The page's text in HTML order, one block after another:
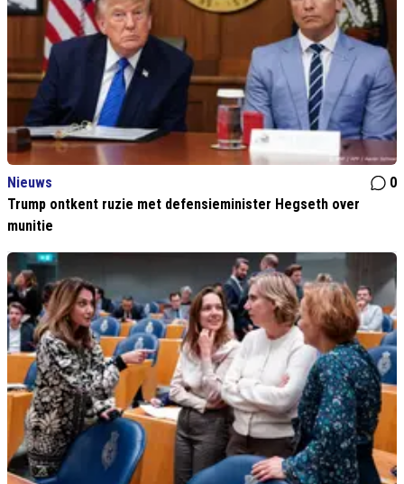
Nieuws
0
Trump ontkent ruzie met defensieminister Hegseth over
munitie